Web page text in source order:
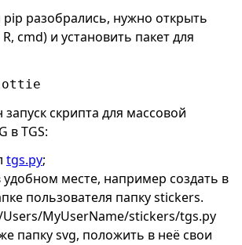
pip разобрались, нужно открыть
cmd) и установить пакет для
запуск скрипта для массовой
в TGS:
tgs.py;
удобном месте, например создать в
пользователя папку stickers.
Users/MyUserName/stickers/tgs.py
папку svg, положить в неё свои